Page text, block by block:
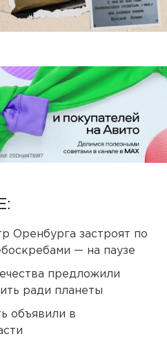
Оренбурга застроят по
— на паузе
предложили
ради планеты
объявили в